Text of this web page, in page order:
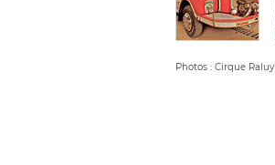
Photos : Cirque Raluy